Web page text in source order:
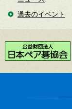
過去のイベント